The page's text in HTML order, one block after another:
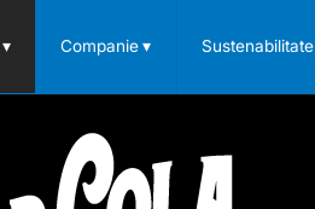
▾ Companie ▾ Sustenabilitate